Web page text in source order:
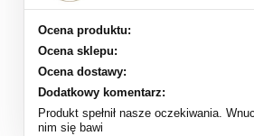
Ocena produktu:
Ocena sklepu:
Ocena dostawy:
Dodatkowy komentarz:
Produkt spełnił nasze oczekiwania.
nim się bawi